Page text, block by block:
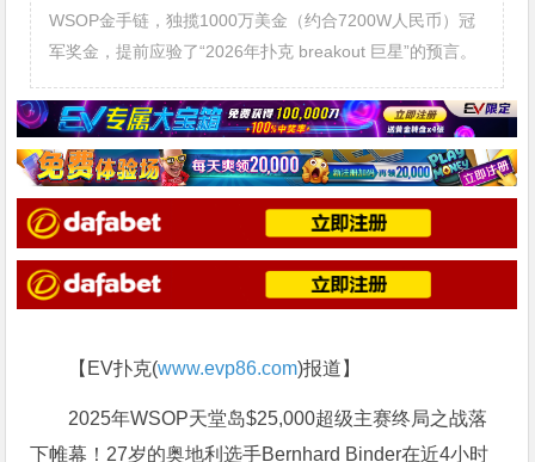
WSOP金手链，独揽1000万美金（约合7200W人民币）冠
军奖金，提前应验了“2026年扑克 breakout 巨星”的预言。
【EV扑克(www.evp86.com)报道】
2025年WSOP天堂岛$25,000超级主赛终局之战落
下帷幕！27岁的奥地利选手Bernhard Binder在近4小时